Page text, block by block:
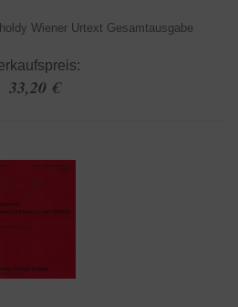
Wiener Urtext Gesamtausgabe
33,20 €